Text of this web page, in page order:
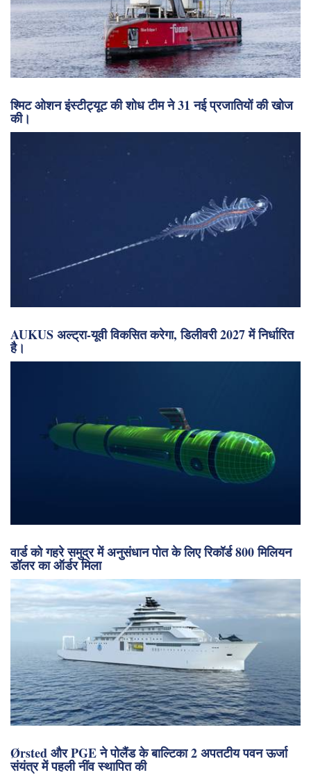
श्मिट ओशन इंस्टीट्यूट की शोध टीम ने 31 नई प्रजातियों की खोज
की।
AUKUS अल्ट्रा-यूवी विकसित करेगा, डिलीवरी 2027 में निर्धारित
है।
वार्ड को गहरे समुद्र में अनुसंधान पोत के लिए रिकॉर्ड 800 मिलियन
डॉलर का ऑर्डर मिला
Ørsted और PGE ने पोलैंड के बाल्टिका 2 अपतटीय पवन ऊर्जा
संयंत्र में पहली नींव स्थापित की